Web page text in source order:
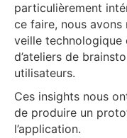
particulièrement
ce faire, nous
veille technologique
d’ateliers de
utilisateurs.
Ces insights nous
de produire un
l’application.